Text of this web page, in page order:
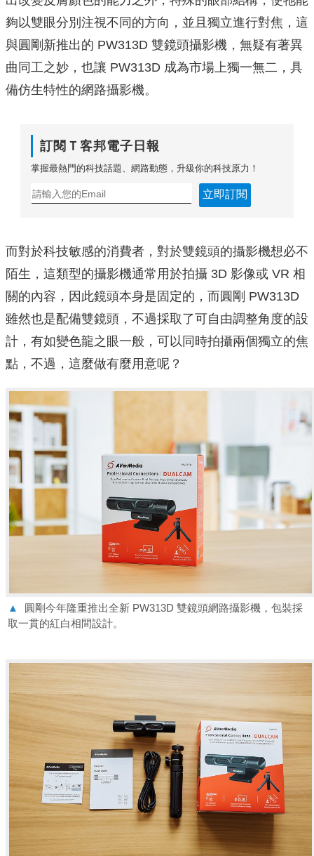
夠以雙眼分別注視不同的方向，並且獨立進行對焦，這
與圓剛新推出的 PW313D 雙鏡頭攝影機，無疑有著異
曲同工之妙，也讓 PW313D 成為市場上獨一無二，具
備仿生特性的網路攝影機。
訂閱Ｔ客邦電子日報
掌握最熱門的科技話題、網路動態，升級你的科技原力！
立即訂閱
而對於科技敏感的消費者，對於雙鏡頭的攝影機想必不
陌生，這類型的攝影機通常用於拍攝 3D 影像或 VR 相
關的內容，因此鏡頭本身是固定的，而圓剛 PW313D
雖然也是配備雙鏡頭，不過採取了可自由調整角度的設
計，有如變色龍之眼一般，可以同時拍攝兩個獨立的焦
點，不過，這麼做有麼用意呢？
▲
圓剛今年隆重推出全新 PW313D 雙鏡頭網路攝影機，包裝採
取一貫的紅白相間設計。